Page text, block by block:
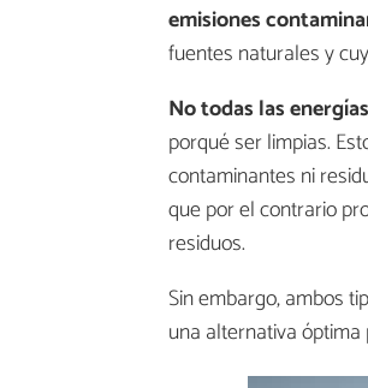
emisiones
fuentes naturales y
No todas las
porqué ser limpias.
contaminantes ni
que por el contrario
residuos.
Sin embargo, ambos
una alternativa